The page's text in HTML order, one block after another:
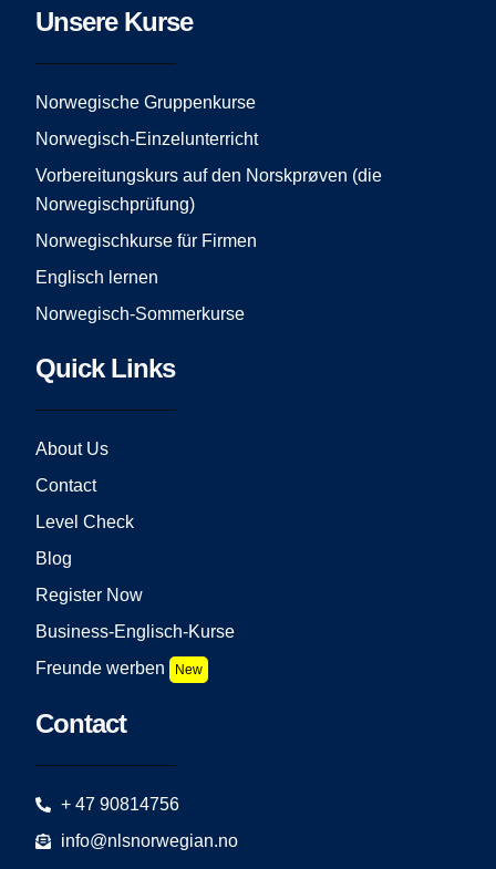
e
o
o
t
g
r
m
t
e
Unsere Kurse
Norwegische Gruppenkurse
Norwegisch-Einzelunterricht
Vorbereitungskurs auf den Norskprøven (die
Norwegischprüfung)
Norwegischkurse für Firmen
Englisch lernen
Norwegisch-Sommerkurse
Quick Links
About Us
Contact
Level Check
Blog
Register Now
Business-Englisch-Kurse
Freunde werben
New
Contact
+ 47 90814756
info@nlsnorwegian.no